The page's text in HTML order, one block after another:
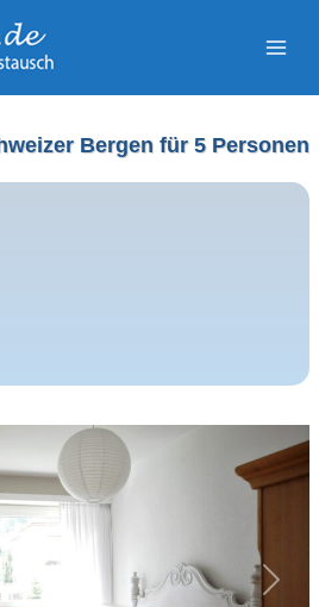
Bergen für 5 Personen